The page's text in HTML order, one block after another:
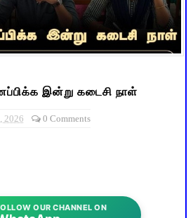
இன்று கடைசி நாள்
2026 0 Comments
OUR CHANNEL ON